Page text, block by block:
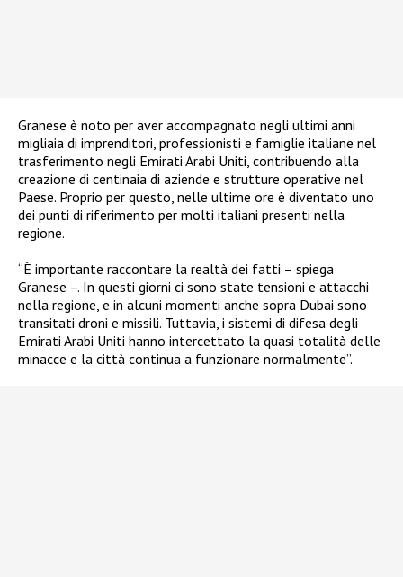
Granese è noto per aver accompagnato negli ultimi anni
migliaia di imprenditori, professionisti e famiglie italiane nel
trasferimento negli Emirati Arabi Uniti, contribuendo alla
creazione di centinaia di aziende e strutture operative nel
Paese. Proprio per questo, nelle ultime ore è diventato uno
dei punti di riferimento per molti italiani presenti nella
regione.
“È importante raccontare la realtà dei fatti – spiega
Granese –. In questi giorni ci sono state tensioni e attacchi
nella regione, e in alcuni momenti anche sopra Dubai sono
transitati droni e missili. Tuttavia, i sistemi di difesa degli
Emirati Arabi Uniti hanno intercettato la quasi totalità delle
minacce e la città continua a funzionare normalmente”.